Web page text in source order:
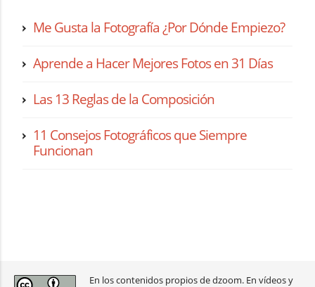
Me Gusta la Fotografía ¿Por Dónde Empiezo?
Aprende a Hacer Mejores Fotos en 31 Días
Las 13 Reglas de la Composición
11 Consejos Fotográficos que Siempre
Funcionan
En los contenidos propios de dzoom. En vídeos y